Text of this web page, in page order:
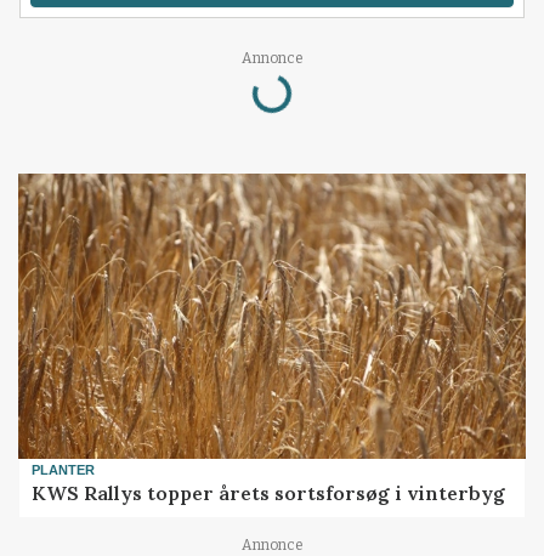
Annonce
Loading...
PLANTER
KWS Rallys topper årets sortsforsøg i vinterbyg
Annonce